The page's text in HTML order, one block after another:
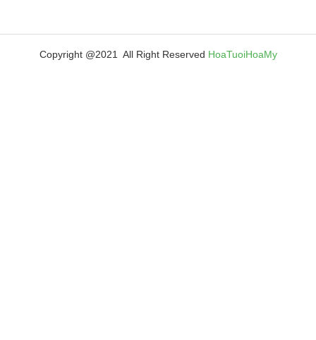
Copyright @2021 All Right Reserved HoaTuoiHoaMy